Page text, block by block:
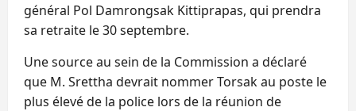
général Pol Damrongsak Kittiprapas, qui prendra
sa retraite le 30 septembre.
Une source au sein de la Commission a déclaré
que M. Srettha devrait nommer Torsak au poste le
plus élevé de la police lors de la réunion de